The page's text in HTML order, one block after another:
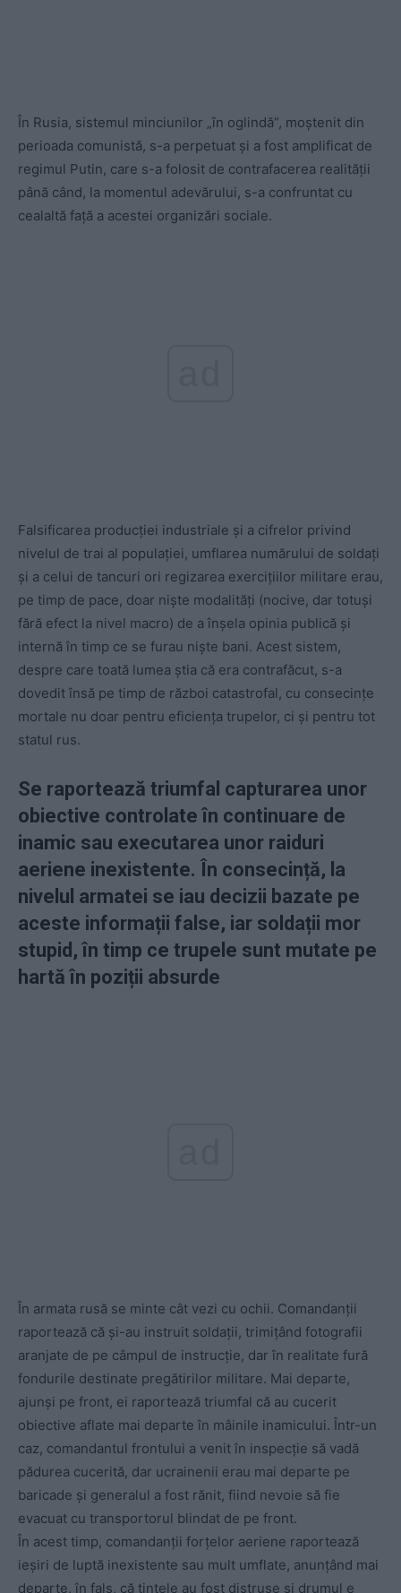
În Rusia, sistemul minciunilor „în oglindă”, moștenit din
perioada comunistă, s-a perpetuat și a fost amplificat de
regimul Putin, care s-a folosit de contrafacerea realității
până când, la momentul adevărului, s-a confruntat cu
cealaltă față a acestei organizări sociale.
Falsificarea producției industriale și a cifrelor privind
nivelul de trai al populației, umflarea numărului de soldați
și a celui de tancuri ori regizarea exercițiilor militare erau,
pe timp de pace, doar niște modalități (nocive, dar totuși
fără efect la nivel macro) de a înșela opinia publică și
internă în timp ce se furau niște bani. Acest sistem,
despre care toată lumea știa că era contrafăcut, s-a
dovedit însă pe timp de război catastrofal, cu consecințe
mortale nu doar pentru eficiența trupelor, ci și pentru tot
statul rus.
Se raportează triumfal capturarea unor
obiective controlate în continuare de
inamic sau executarea unor raiduri
aeriene inexistente. În consecință, la
nivelul armatei se iau decizii bazate pe
aceste informații false, iar soldații mor
stupid, în timp ce trupele sunt mutate pe
hartă în poziții absurde
În armata rusă se minte cât vezi cu ochii. Comandanții
raportează că și-au instruit soldații, trimițând fotografii
aranjate de pe câmpul de instrucție, dar în realitate fură
fondurile destinate pregătirilor militare. Mai departe,
ajunși pe front, ei raportează triumfal că au cucerit
obiective aflate mai departe în mâinile inamicului. Într-un
caz, comandantul frontului a venit în inspecție să vadă
pădurea cucerită, dar ucrainenii erau mai departe pe
baricade și generalul a fost rănit, fiind nevoie să fie
evacuat cu transportorul blindat de pe front.
În acest timp, comandanții forțelor aeriene raportează
ieșiri de luptă inexistente sau mult umflate, anunțând mai
departe, în fals, că țintele au fost distruse și drumul e